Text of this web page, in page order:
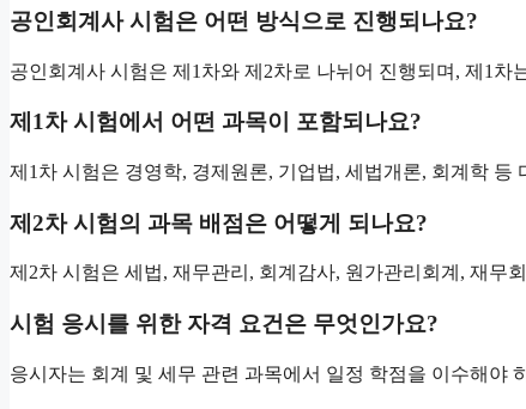
공인회계사 시험은 어떤 방식으로 진행되나요?
공인회계사 시험은 제1차와 제2차로 나뉘어 진행되며, 제1차
제1차 시험에서 어떤 과목이 포함되나요?
제1차 시험은 경영학, 경제원론, 기업법, 세법개론, 회계학 등
제2차 시험의 과목 배점은 어떻게 되나요?
제2차 시험은 세법, 재무관리, 회계감사, 원가관리회계, 재무
시험 응시를 위한 자격 요건은 무엇인가요?
응시자는 회계 및 세무 관련 과목에서 일정 학점을 이수해야